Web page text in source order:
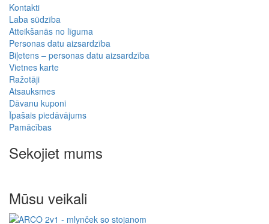
Kontakti
Laba sūdzība
Atteikšanās no līguma
Personas datu aizsardzība
Biļetens – personas datu aizsardzība
Vietnes karte
Ražotāji
Atsauksmes
Dāvanu kuponi
Īpašais piedāvājums
Pamācības
Sekojiet mums
Mūsu veikali